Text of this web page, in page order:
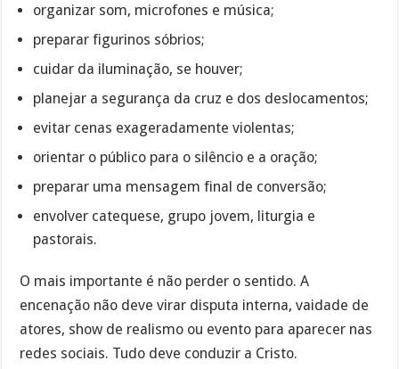
organizar som, microfones e música;
preparar figurinos sóbrios;
cuidar da iluminação, se houver;
planejar a segurança da cruz e dos deslocamentos;
evitar cenas exageradamente violentas;
orientar o público para o silêncio e a oração;
preparar uma mensagem final de conversão;
envolver catequese, grupo jovem, liturgia e
pastorais.
O mais importante é não perder o sentido. A
encenação não deve virar disputa interna, vaidade de
atores, show de realismo ou evento para aparecer nas
redes sociais. Tudo deve conduzir a Cristo.